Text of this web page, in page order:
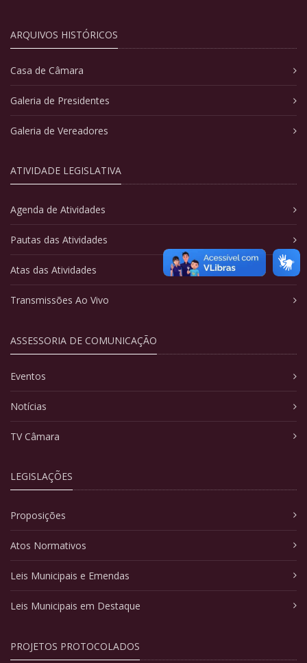
ARQUIVOS HISTÓRICOS
Casa de Câmara
Galeria de Presidentes
Galeria de Vereadores
ATIVIDADE LEGISLATIVA
Agenda de Atividades
Pautas das Atividades
Atas das Atividades
Transmissões Ao Vivo
ASSESSORIA DE COMUNICAÇÃO
Eventos
Notícias
TV Câmara
LEGISLAÇÕES
Proposições
Atos Normativos
Leis Municipais e Emendas
Leis Municipais em Destaque
PROJETOS PROTOCOLADOS